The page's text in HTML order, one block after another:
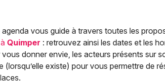
agenda vous guide à travers toutes les
Quimper : retrouvez ainsi les dates et les
donner envie, les acteurs présents sur
existe) pour vous permettre de